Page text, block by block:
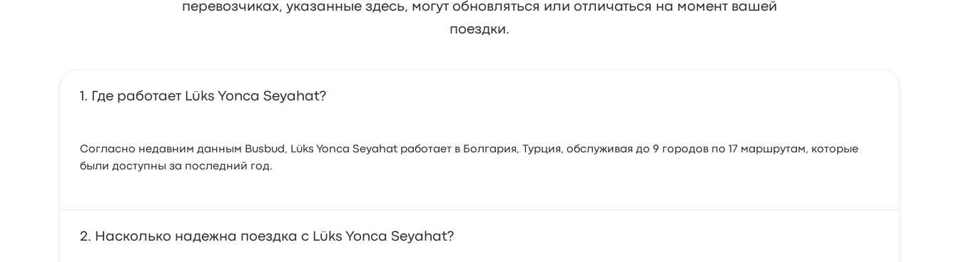
перевозчиках, указанные здесь, могут обновляться или отличаться на момент вашей
поездки.
Где работает Lüks Yonca Seyahat?
Согласно недавним данным Busbud, Lüks Yonca Seyahat работает в Болгария, Турция, обслуживая до 9 городов по 17 маршрутам, которые
были доступны за последний год.
Насколько надежна поездка с Lüks Yonca Seyahat?